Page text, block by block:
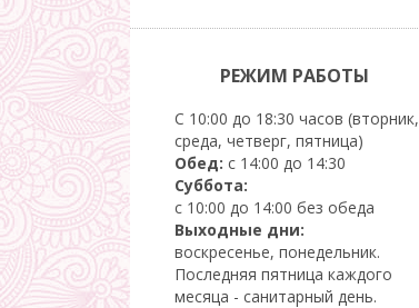
РЕЖИМ РАБОТЫ
С 10:00 до 18:30 часов (вторник,
среда, четверг, пятница)
Обед: с 14:00 до 14:30
Суббота:
с 10:00 до 14:00 без обеда
Выходные дни:
воскресенье, понедельник.
Последняя пятница каждого
месяца - санитарный день.